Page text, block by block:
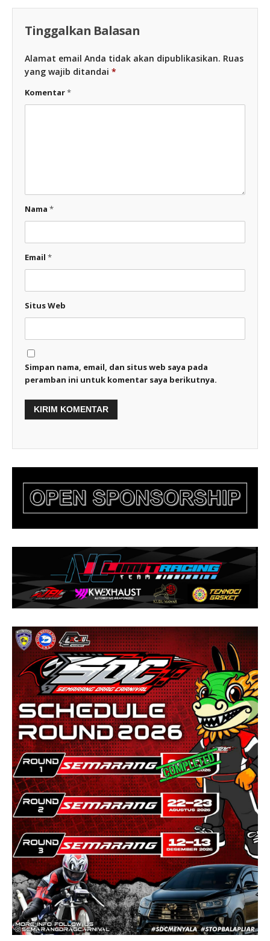
Tinggalkan Balasan
Alamat email Anda tidak akan dipublikasikan. Ruas
yang wajib ditandai *
Komentar*
Nama *
Email *
Situs Web
Simpan nama, email, dan situs web saya pada
peramban ini untuk komentar saya berikutnya.